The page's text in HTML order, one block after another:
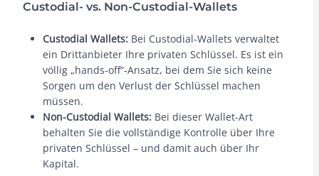
Custodial- vs. Non-Custodial-Wallets
Custodial Wallets: Bei Custodial-Wallets verwaltet
ein Drittanbieter Ihre privaten Schlüssel. Es ist ein
völlig „hands-off“-Ansatz, bei dem Sie sich keine
Sorgen um den Verlust der Schlüssel machen
müssen.
Non-Custodial Wallets: Bei dieser Wallet-Art
behalten Sie die vollständige Kontrolle über Ihre
privaten Schlüssel – und damit auch über Ihr
Kapital.